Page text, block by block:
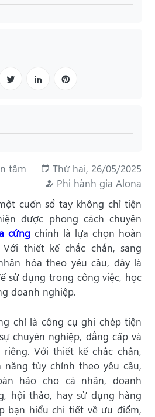
tâm
Thứ hai, 26/05/2025
Phi hành gia Alona
cuốn sổ tay không chỉ tiện
được phong cách chuyên
cứng chính là lựa chọn hoàn
thiết kế chắc chắn, sang
hóa theo yêu cầu, đây là
sử dụng trong công việc, học
doanh nghiệp.
chỉ là công cụ ghi chép tiện
chuyên nghiệp, đẳng cấp và
Với thiết kế chắc chắn,
năng tùy chỉnh theo yêu cầu,
hảo cho cá nhân, doanh
hội thảo, hay sử dụng hàng
bạn hiểu chi tiết về ưu điểm,